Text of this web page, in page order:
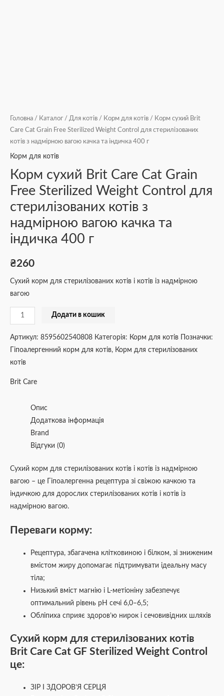
Головна / Каталог / Для котів / Корм для котів / Корм сухий Brit
Care Cat Grain Free Sterilized Weight Control для стерилізованих
котів з надмірною вагою качка та індичка 400 г
Корм для котів
Корм сухий Brit Care Cat Grain
Free Sterilized Weight Control для
стерилізованих котів з
надмірною вагою качка та
індичка 400 г
₴260
Сухий корм для стерилізованих котів і котів із надмірною
вагою
Додати в кошик
Артикул: 8595602540808 Категорія: Корм для котів
Позначки:
Гіпоалергенний корм для котів, Корм для стерилізованих
котів
Brit Care
Опис
Додаткова інформація
Brand
Відгуки (0)
Сухий корм для стерилізованих котів і котів із надмірною
вагою – це Гіпоалергенна рецептура зі свіжою качкою та
індичкою для дорослих стерилізованих котів і котів із
надмірною вагою.
Переваги корму:
Рецептура, збагачена клітковиною і білком, зі зниженим
вмістом жиру допомагає підтримувати ідеальну масу
тіла;
Низький вміст магнію і L-метіоніну забезпечує
оптимальний рівень pH сечі 6,0–6,5;
Обліпиха сприяє здоров’ю нирок і сечовивідних шляхів
Сухий корм для стерилізованих котів
Brit Care Cat GF Sterilized Weight Control
це:
ЗІР І ЗДОРОВ’Я СЕРЦЯ